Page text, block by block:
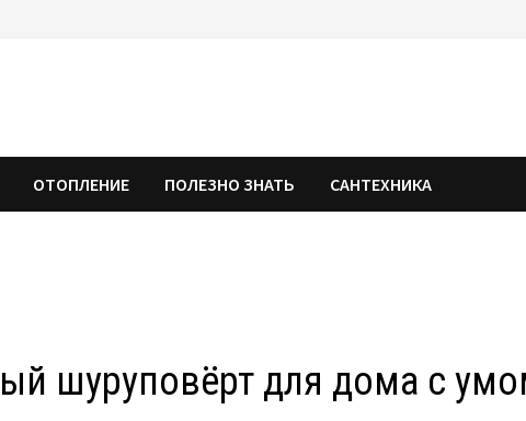
ОТОПЛЕНИЕ ПОЛЕЗНО ЗНАТЬ САНТЕХНИКА
шуруповёрт для дома с